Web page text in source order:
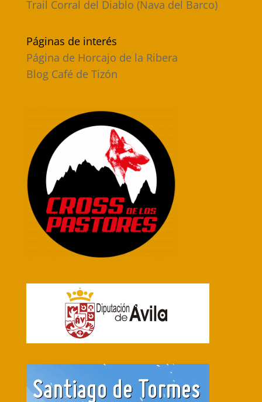
Trail Corral del Diablo (Nava del Barco)
Páginas de interés
Página de Horcajo de la Ribera
Blog Café de Tizón